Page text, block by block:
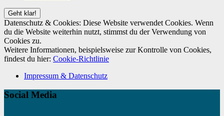
Datenschutz & Cookies: Diese Website verwendet Cookies. Wenn
du die Website weiterhin nutzt, stimmst du der Verwendung von
Cookies zu.
Weitere Informationen, beispielsweise zur Kontrolle von Cookies,
findest du hier: Cookie-Richtlinie
Impressum & Datenschutz
Social Media